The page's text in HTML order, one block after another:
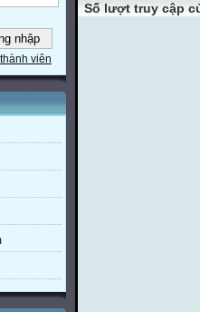
viên
Số lượt truy cập